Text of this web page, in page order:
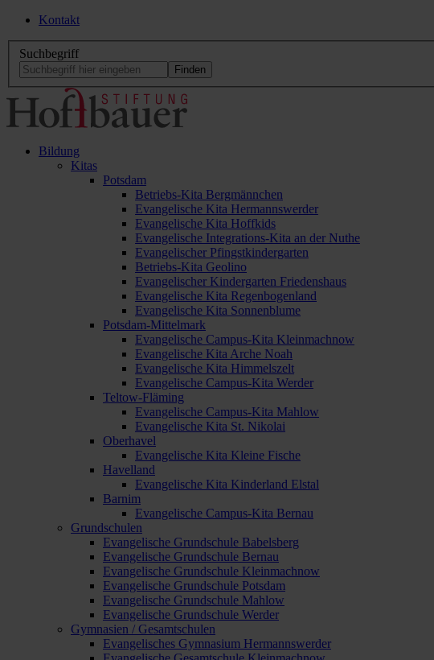
Kontakt
Suchbegriff
Bildung
Kitas
Potsdam
Betriebs-Kita Bergmännchen
Evangelische Kita Hermannswerder
Evangelische Kita Hoffkids
Evangelische Integrations-Kita an der Nuthe
Evangelischer Pfingstkindergarten
Betriebs-Kita Geolino
Evangelischer Kindergarten Friedenshaus
Evangelische Kita Regenbogenland
Evangelische Kita Sonnenblume
Potsdam-Mittelmark
Evangelische Campus-Kita Kleinmachnow
Evangelische Kita Arche Noah
Evangelische Kita Himmelszelt
Evangelische Campus-Kita Werder
Teltow-Fläming
Evangelische Campus-Kita Mahlow
Evangelische Kita St. Nikolai
Oberhavel
Evangelische Kita Kleine Fische
Havelland
Evangelische Kita Kinderland Elstal
Barnim
Evangelische Campus-Kita Bernau
Grundschulen
Evangelische Grundschule Babelsberg
Evangelische Grundschule Bernau
Evangelische Grundschule Kleinmachnow
Evangelische Grundschule Potsdam
Evangelische Grundschule Mahlow
Evangelische Grundschule Werder
Gymnasien / Gesamtschulen
Evangelisches Gymnasium Hermannswerder